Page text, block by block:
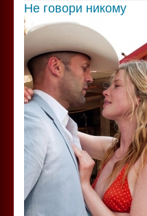
Не говори никому